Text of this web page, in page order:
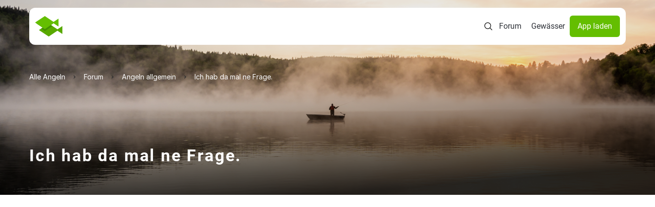
Forum Gewässer App laden
Alle Angeln Forum Angeln allgemein Ich hab da mal ne Frage.
Ich hab da mal ne Frage.